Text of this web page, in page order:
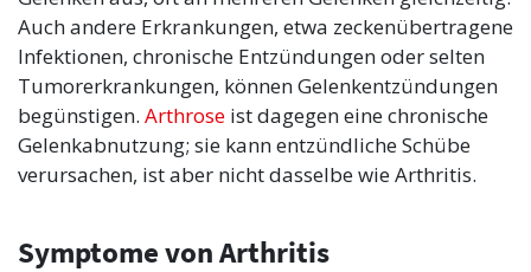
Auch andere Erkrankungen, etwa zeckenübertragene
Infektionen, chronische Entzündungen oder selten
Tumorerkrankungen, können Gelenkentzündungen
begünstigen. Arthrose ist dagegen eine chronische
Gelenkabnutzung; sie kann entzündliche Schübe
verursachen, ist aber nicht dasselbe wie Arthritis.
Symptome von Arthritis